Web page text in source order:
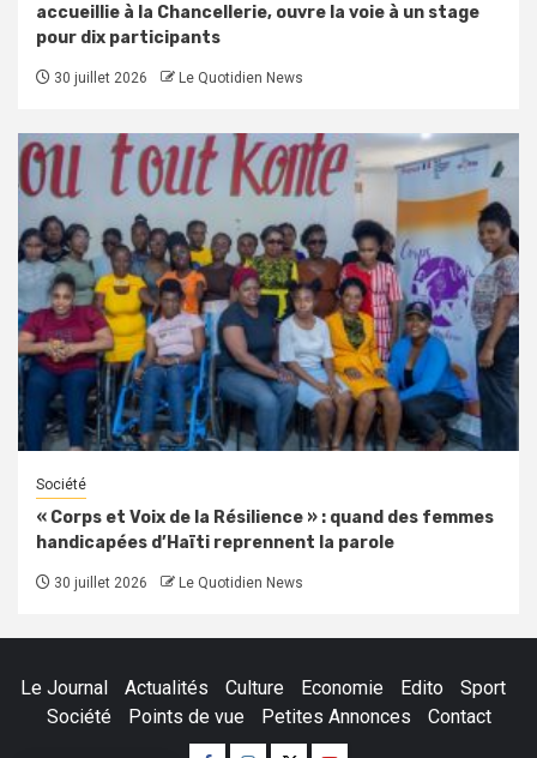
accueillie à la Chancellerie, ouvre la voie à un stage
pour dix participants
30 juillet 2026 Le Quotidien News
Société
« Corps et Voix de la Résilience » : quand des femmes
handicapées d’Haïti reprennent la parole
30 juillet 2026 Le Quotidien News
Le Journal Actualités Culture Economie Edito
Sport
Société
Points de vue Petites Annonces Contact